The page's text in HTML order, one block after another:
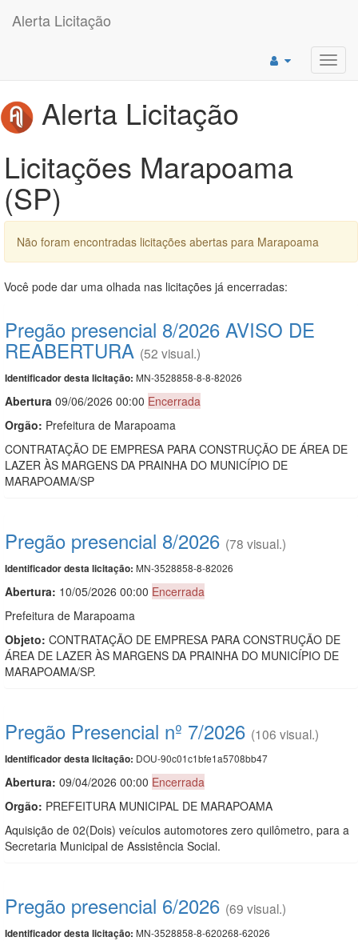
Alerta Licitação
Alerta Licitação
Licitações Marapoama
(SP)
Não foram encontradas licitações abertas para Marapoama
Você pode dar uma olhada nas licitações já encerradas:
Pregão presencial 8/2026 AVISO DE
REABERTURA (52 visual.)
Identificador desta licitação: MN-3528858-8-8-82026
Abertura 09/06/2026 00:00 Encerrada
Orgão: Prefeitura de Marapoama
CONTRATAÇÃO DE EMPRESA PARA CONSTRUÇÃO DE ÁREA DE
LAZER ÀS MARGENS DA PRAINHA DO MUNICÍPIO DE
MARAPOAMA/SP
Pregão presencial 8/2026 (78 visual.)
Identificador desta licitação: MN-3528858-8-82026
Abertura: 10/05/2026 00:00 Encerrada
Prefeitura de Marapoama
Objeto: CONTRATAÇÃO DE EMPRESA PARA CONSTRUÇÃO DE
ÁREA DE LAZER ÀS MARGENS DA PRAINHA DO MUNICÍPIO DE
MARAPOAMA/SP.
Pregão Presencial nº 7/2026 (106 visual.)
Identificador desta licitação: DOU-90c01c1bfe1a5708bb47
Abertura: 09/04/2026 00:00 Encerrada
Orgão: PREFEITURA MUNICIPAL DE MARAPOAMA
Aquisição de 02(Dois) veículos automotores zero quilômetro, para a
Secretaria Municipal de Assistência Social.
Pregão presencial 6/2026 (69 visual.)
Identificador desta licitação: MN-3528858-8-620268-62026